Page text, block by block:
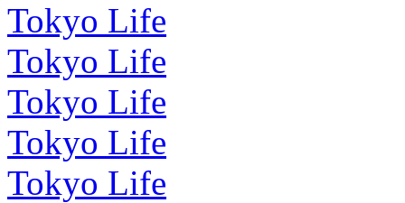
Tokyo Life
Tokyo Life
Tokyo Life
Tokyo Life
Tokyo Life